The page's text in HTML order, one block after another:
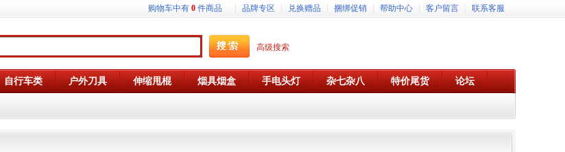
购物车中有 0 件商品 品牌专区 兑换赠品 捆绑促销 帮助中心 客户留言 联系客服
高级搜索
自行车类 户外刀具 伸缩甩棍 烟具烟盒 手电头灯 杂七杂八 特价尾货 论坛